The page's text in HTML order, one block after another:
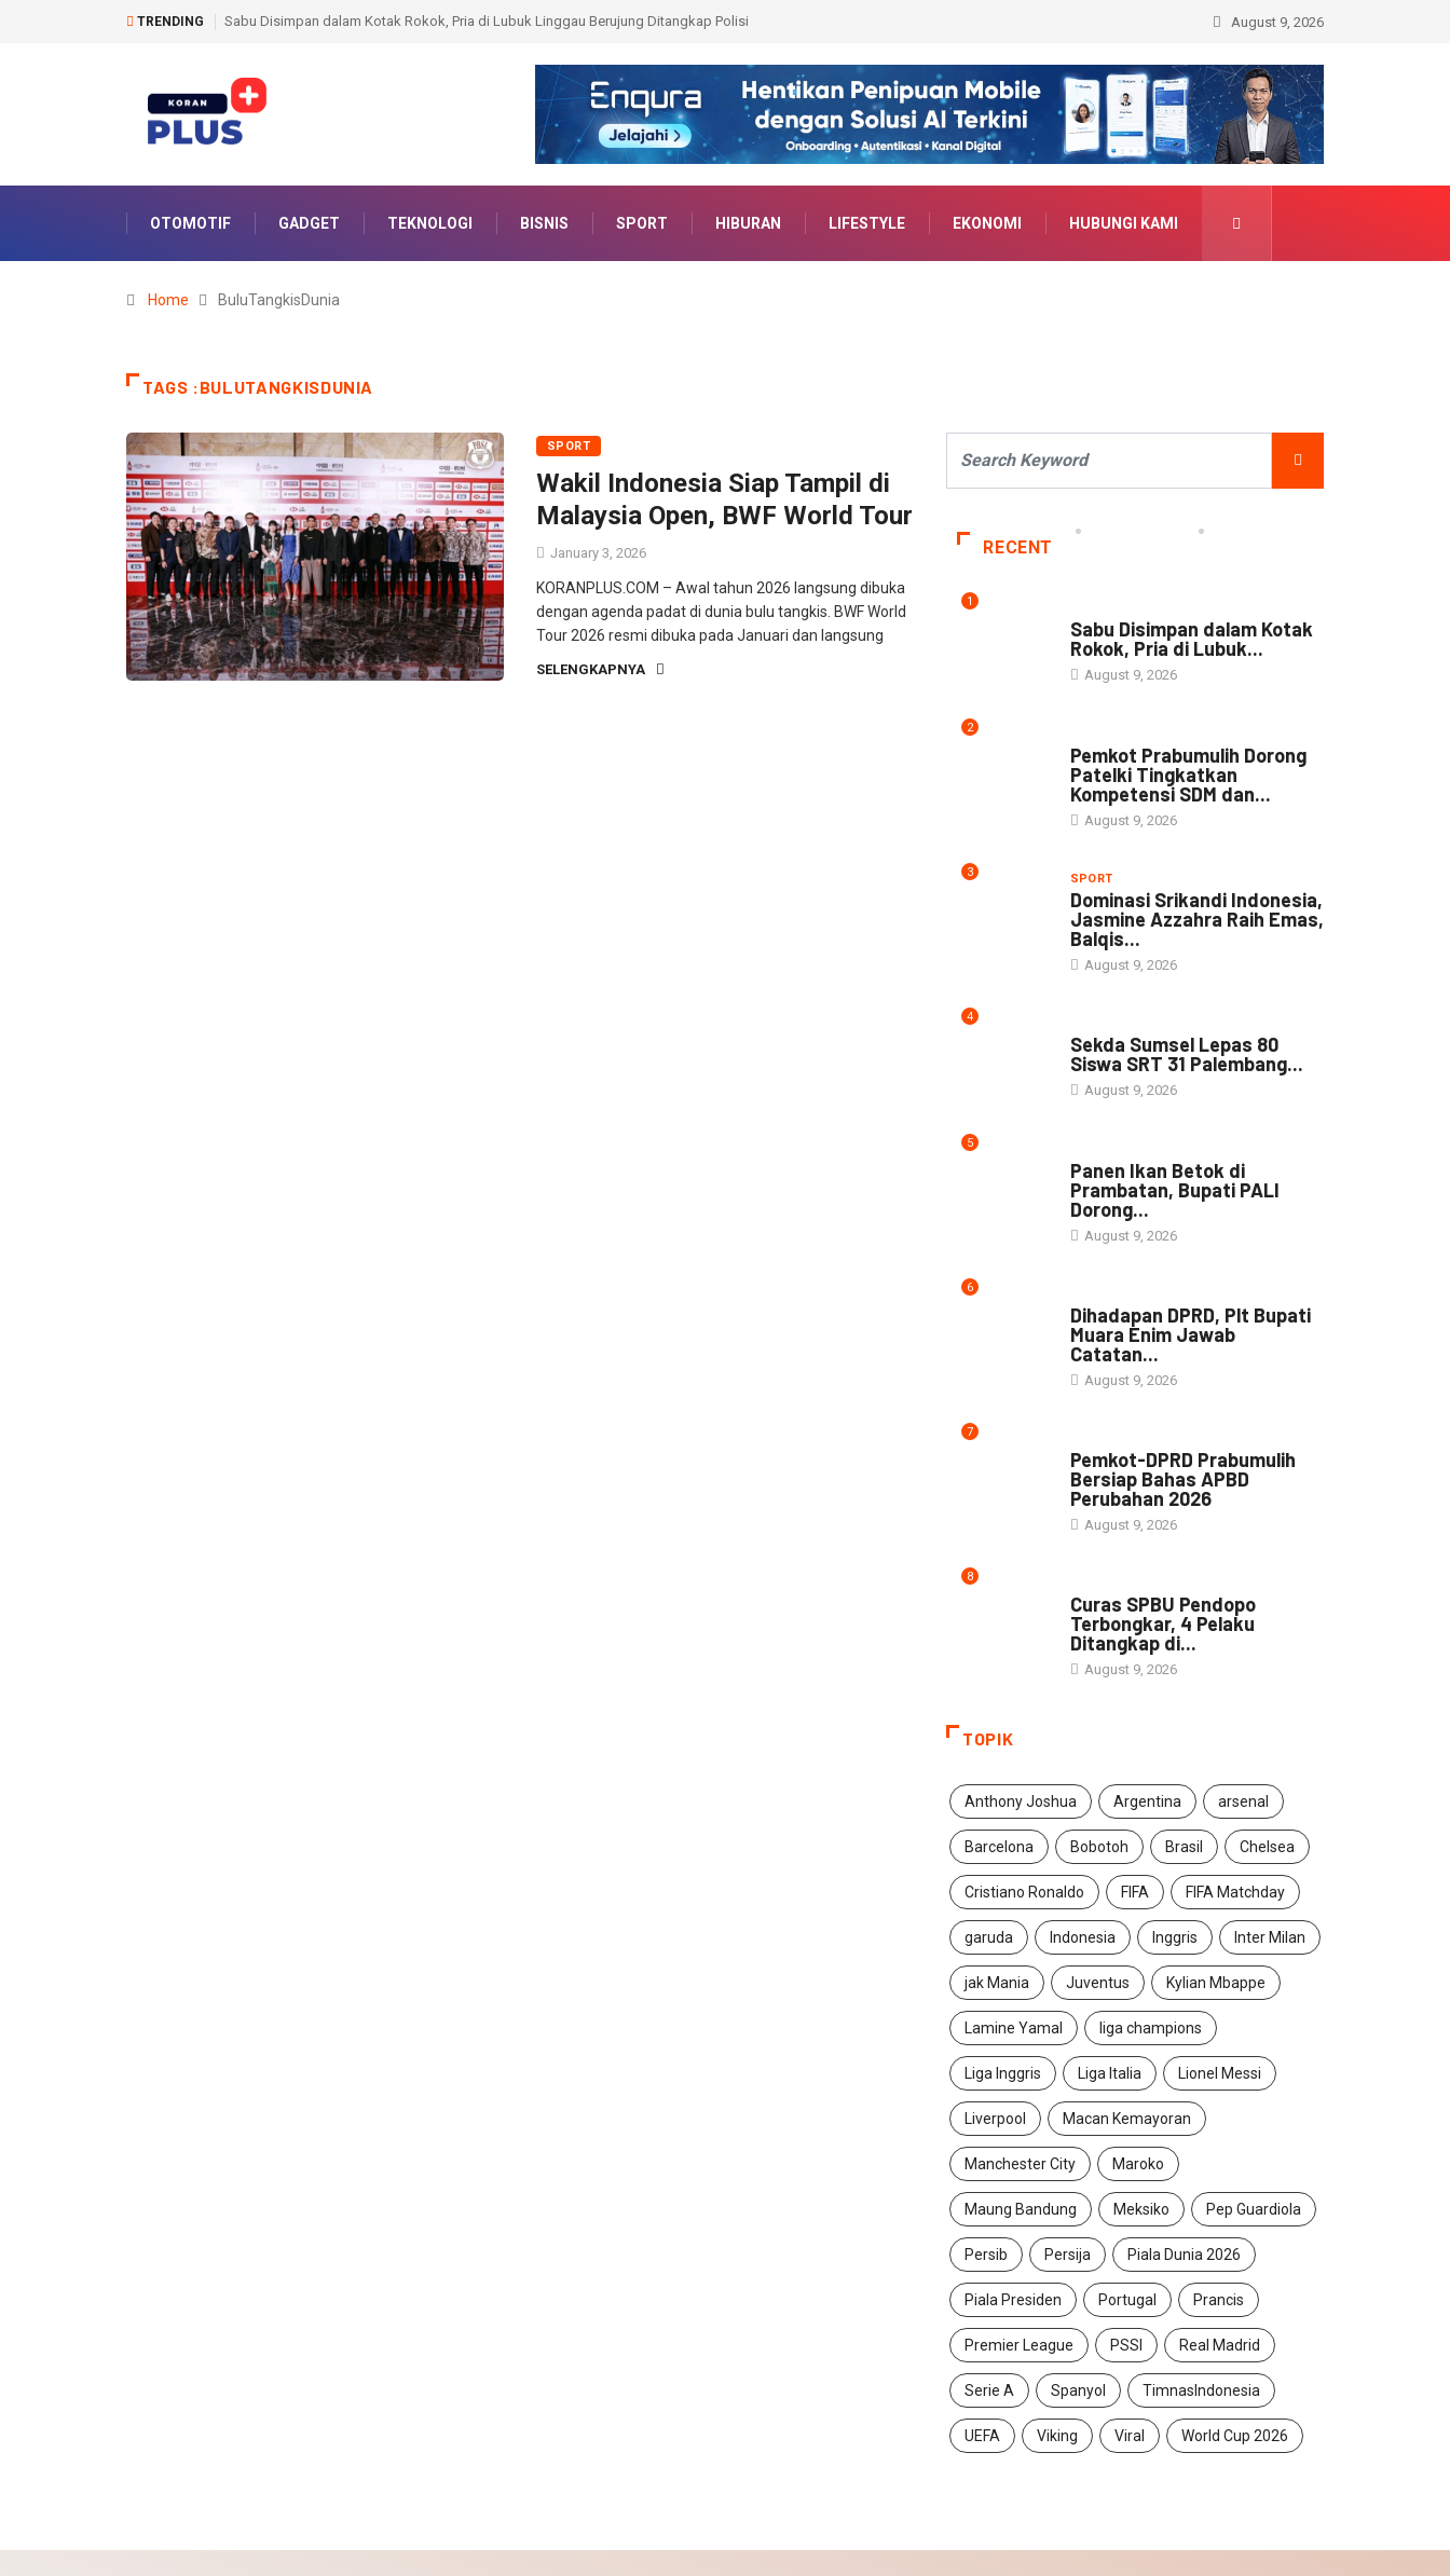
TRENDING
Pria di Lubuk Linggau Berujung Ditangkap PolisiPemkot Prabumulih Dorong Patelki Tingkatkan Kompetensi SDM dan Mutu
August 9, 2026
OTOMOTIF GADGET TEKNOLOGI BISNIS SPORT HIBURAN LIFESTYLE EKONOMI HUBUNGI KAMI
Home BuluTangkisDunia
TAGS :BULUTANGKISDUNIA
SPORT
Wakil Indonesia Siap Tampil di
Malaysia Open, BWF World Tour
January 3, 2026
KORANPLUS.COM – Awal tahun 2026 langsung dibuka
dengan agenda padat di dunia bulu tangkis. BWF World
Tour 2026 resmi dibuka pada Januari dan langsung
SELENGKAPNYA
RECENT
1
Sabu Disimpan dalam Kotak
Rokok, Pria di Lubuk...
August 9, 2026
2
Pemkot Prabumulih Dorong
Patelki Tingkatkan
Kompetensi SDM dan...
August 9, 2026
3 SPORT
Dominasi Srikandi Indonesia,
Jasmine Azzahra Raih Emas,
Balqis...
August 9, 2026
4
Sekda Sumsel Lepas 80
Siswa SRT 31 Palembang...
August 9, 2026
5
Panen Ikan Betok di
Prambatan, Bupati PALI
Dorong...
August 9, 2026
6
Dihadapan DPRD, Plt Bupati
Muara Enim Jawab
Catatan...
August 9, 2026
7
Pemkot-DPRD Prabumulih
Bersiap Bahas APBD
Perubahan 2026
August 9, 2026
8
Curas SPBU Pendopo
Terbongkar, 4 Pelaku
Ditangkap di...
August 9, 2026
TOPIK
Anthony Joshua Argentina arsenal
Barcelona Bobotoh Brasil Chelsea
Cristiano Ronaldo FIFA FIFA Matchday
garuda Indonesia Inggris Inter Milan
jak Mania Juventus Kylian Mbappe
Lamine Yamal liga champions
Liga Inggris Liga Italia Lionel Messi
Liverpool Macan Kemayoran
Manchester City Maroko
Maung Bandung Meksiko Pep Guardiola
Persib Persija Piala Dunia 2026
Piala Presiden Portugal Prancis
Premier League PSSI Real Madrid
Serie A Spanyol TimnasIndonesia
UEFA Viking Viral World Cup 2026